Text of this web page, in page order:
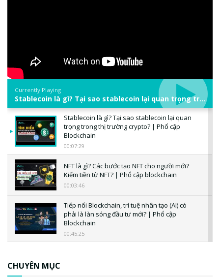
Currently Playing
Stablecoin là gì? Tại sao stablecoin lại quan trọng trong thị trường crypto? | Phổ cập Blockchain
Stablecoin là gì? Tại sao stablecoin lại quan
trọng trong thị trường crypto? | Phổ cập
Blockchain
00:07:29
NFT là gì? Các bước tạo NFT cho người mới?
Kiếm tiền từ NFT? | Phổ cập blockchain
00:03:46
Tiếp nối Blockchain, trí tuệ nhân tạo (AI) có
phải là làn sóng đầu tư mới? | Phổ cập
Blockchain
00:45:25
CHUYÊN MỤC